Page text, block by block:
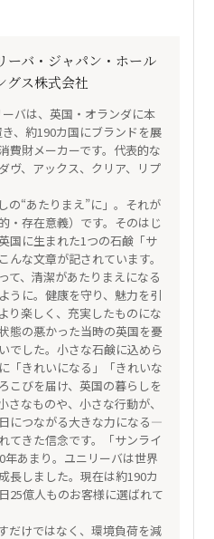
ーバ・ジャパン・ホール
グス株式会社
ーバは、英国・オランダに本
、約190カ国にブランドを展
費財メーカーです。代表的な
ヴ、アックス、クリア、リプ
の“あたりまえ”に」。それが
・存在意義）です。そのはじ
国に生まれた1つの石鹸「サ
んな文章が記されています。
て、清潔があたりまえになる
うに。健康を守り、魅力を引
り楽しく、充実したものにな
態の悪かった当時の英国を憂
でした。小さな石鹸に込めら
「きれいになる」「きれいな
こびを届け、英国の暮らしを
なものや、小さな行動が、
につながる大きな力になる―
てきた信念です。「サンライ
年あまり。ユニリーバは世界
長しました。現在は約190カ
25億人ものお客様に選ばれて
だけではなく、環境負荷を減